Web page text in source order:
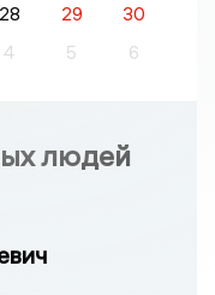
28 29
30
4 5 6
людей